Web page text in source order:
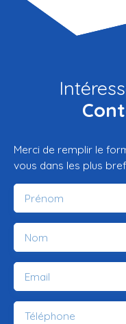
Merci de remplir le
vous dans les plus
Prénom
Nom
Email
Téléphone